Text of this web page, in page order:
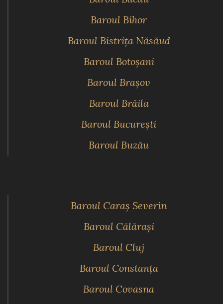
Baroul Bihor
Baroul Bistriţa Năsăud
Baroul Botoşani
Baroul Braşov
Baroul Brăila
Baroul Bucureşti
Baroul Buzău
Baroul Caraş Severin
Baroul Călăraşi
Baroul Cluj
Baroul Constanţa
Baroul Covasna